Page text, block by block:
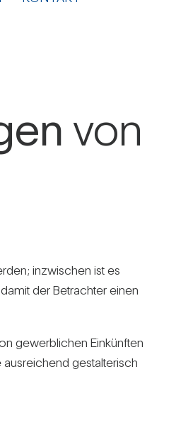
von
inzwi­schen ist es
der Betrachter einen
gewerb­li­chen Ein­künften
gestal­te­risch